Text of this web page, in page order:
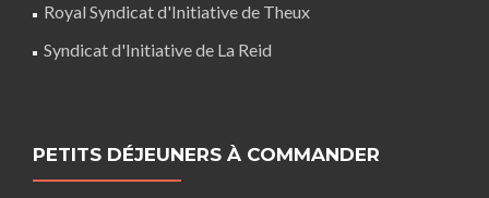
Royal Syndicat d'Initiative de Theux
Syndicat d'Initiative de La Reid
PETITS DÉJEUNERS À COMMANDER